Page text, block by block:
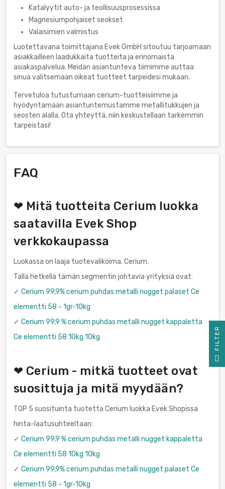
Katalyytit auto- ja teollisuusprosessissa
Magnesiumpohjaiset seokset
Valaisimien valmistus
Luotettavana toimittajana Evek GmbH sitoutuu tarjoamaan
asiakkailleen laadukkaita tuotteita ja erinomaista
asiakaspalvelua. Meidän asiantunteva tiimimme auttaa
sinua valitsemaan oikeat tuotteet tarpeidesi mukaan.
Tervetuloa tutustumaan cerium-tuotteisiimme ja
hyödyntämään asiantuntemustamme metallitukkujen ja
seosten alalla. Ota yhteyttä, niin keskustellaan tarkemmin
tarpeistasi!
FAQ
❤ Mitä tuotteita Cerium luokka
saatavilla Evek Shop
verkkokaupassa
Luokassa on laaja tuotevalikoima. Cerium.
Tällä hetkellä tämän segmentin johtavia yrityksiä ovat:
✓ Cerium 99,9% cerium puhdas metalli nugget palaset Ce
elementti 58 - 1gr-10kg
✓ Cerium 99,9 % cerium puhdas metalli nugget kappaletta
Ce elementti 58 10kg 10kg
❤ Cerium - mitkä tuotteet ovat
suosittuja ja mitä myydään?
TOP 5 suosituinta tuotetta Cerium luokka Evek Shopissa
hinta-laatusuhteeltaan:
✓ Cerium 99,9 % cerium puhdas metalli nugget kappaletta
Ce elementti 58 10kg 10kg
✓ Cerium 99,9% cerium puhdas metalli nugget palaset Ce
elementti 58 - 1gr-10kg
R